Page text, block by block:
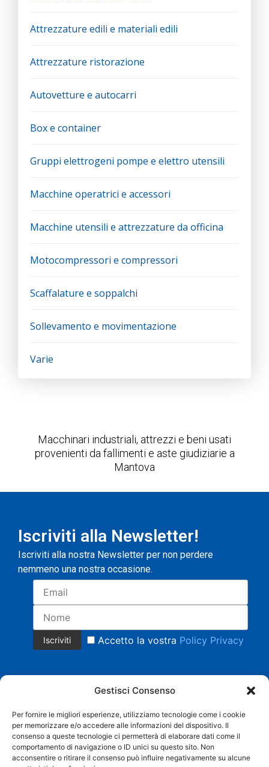
Gestisci Consenso
Per fornire le migliori esperienze, utilizziamo tecnologie come i cookie
per memorizzare e/o accedere alle informazioni del dispositivo. Il
consenso a queste tecnologie ci permetterà di elaborare dati come il
comportamento di navigazione o ID unici su questo sito. Non
acconsentire o ritirare il consenso può influire negativamente su alcune
Attrezzature edili e materiali edili
Attrezzature ristorazione
Autovetture e autocarri
Box e container
Gruppi elettrogeni pompe e elettro utensili
Macchine operatrici e accessori
Macchine utensili e attrezzature da officina
Motocompressori e compressori
Scaffalature e soppalchi
Sollevamento e movimentazione
Varie
Macchinari industriali, attrezzi e beni usati
provenienti da fallimenti e aste giudiziarie a
Mantova
Iscriviti alla Newsletter!
Iscriviti alla nostra Newsletter per non perdere
nemmeno una nostra occasione.
Accetto la vostra Policy Privacy
Copyright 2023 © Tutti i diritti riservati.
COMMERCIALE CRISTIAN MAGNANI Cell. +39 335 8158553 |
AMMINISTRAZIONE BARBARA SACCHI Cell. 338 3958219 |